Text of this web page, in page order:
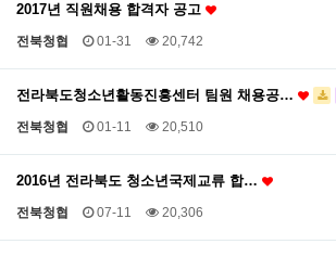
2017년 직원채용 합격자 공고
전북청협 01-31 20,742
전라북도청소년활동진흥센터 팀원 채용공…
전북청협 01-11 20,510
2016년 전라북도 청소년국제교류 합…
전북청협 07-11 20,306